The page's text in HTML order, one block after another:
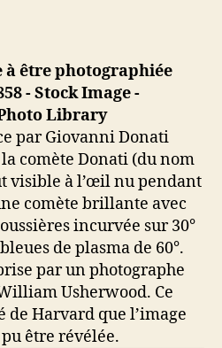
comète
de
Donati
devient
la
première
à
être
photographiée
à être photographiée
par Giovanni Donati
comète Donati (du nom
visible à l’œil nu pendant
comète brillante avec
incurvée sur 30°
de plasma de 60°.
par un photographe
Usherwood. Ce
de Harvard que l’image
être révélée.